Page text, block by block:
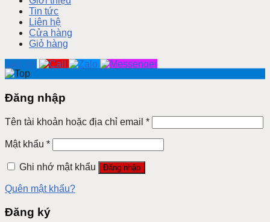
Tin tức
Liên hệ
Cửa hàng
Giỏ hàng
Liên hệ
Đăng nhập
Tên tài khoản hoặc địa chỉ email *
Mật khẩu *
Ghi nhớ mật khẩu Đăng nhập
Quên mật khẩu?
Đăng ký